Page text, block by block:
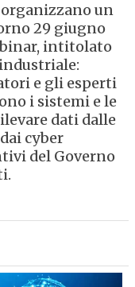
organizzano un
29 giugno
intitolato
e gli esperti
i sistemi e le
dati dalle
cyber
del Governo